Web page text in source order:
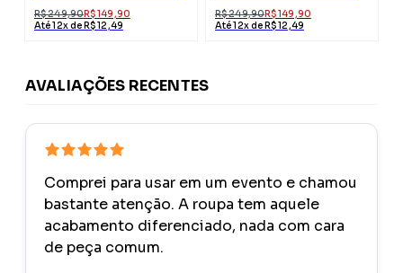
R$ 249,90R$ 149,90
Até 12x de R$ 12,49
R$ 249,90R$ 149,90
Até 12x de R$ 12,49
AVALIAÇÕES RECENTES
Comprei para usar em um evento e chamou
bastante atenção. A roupa tem aquele
acabamento diferenciado, nada com cara
de peça comum.